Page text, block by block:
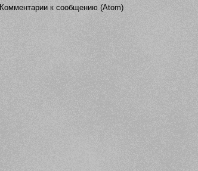
Комментарии к сообщению (Atom)